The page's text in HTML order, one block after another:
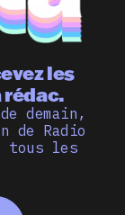
les
rédac.
demain,
de Radio
tous les